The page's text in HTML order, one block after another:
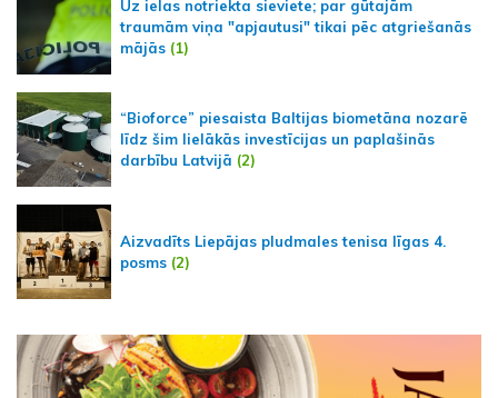
Uz ielas notriekta sieviete; par gūtajām
traumām viņa "apjautusi" tikai pēc atgriešanās
mājās (1)
“Bioforce” piesaista Baltijas biometāna nozarē
līdz šim lielākās investīcijas un paplašinās
darbību Latvijā (2)
Aizvadīts Liepājas pludmales tenisa līgas 4.
posms (2)